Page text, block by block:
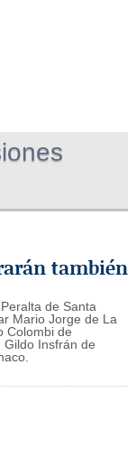
también
de Santa
Mario Jorge de La
Colombi de
Gildo Insfrán de